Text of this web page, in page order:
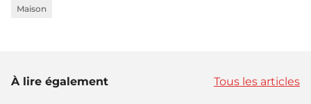
Maison
À lire également Tous les articles